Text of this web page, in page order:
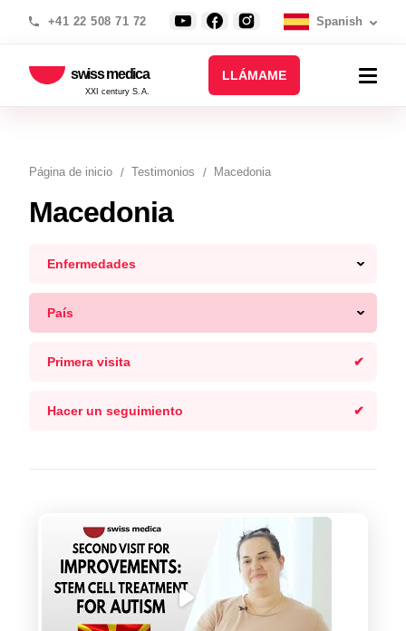
+41 22 508 71 72 Spanish
swiss medica
XXI century S.A.
LLÁMAME
Página de inicio Testimonios Macedonia
Macedonia
Enfermedades
País
Primera visita
Hacer un seguimiento